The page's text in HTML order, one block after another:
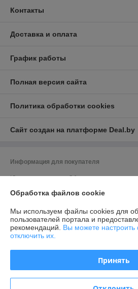
Контакты
Доставка и оплата
График работы
Полная версия сайта
Политика обработки cookies
Сайт создан на платформе Deal.by
Информация для покупателя
Юридическое лицо:Общество с
190863688, 220136, г. Минск, ул. Академика
Регистрационный номер ЕГР: 190863688
УНП: 190863688
Дата регистрации компании: 09.02.2016
Обработка файлов cookie
Мы используем файлы cookies для
пользователей портала и
рекомендаций. Вы можете
отключить их.
Принять